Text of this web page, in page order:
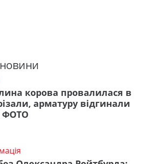
корова провалилася в
арматуру відгинали
ФОТО